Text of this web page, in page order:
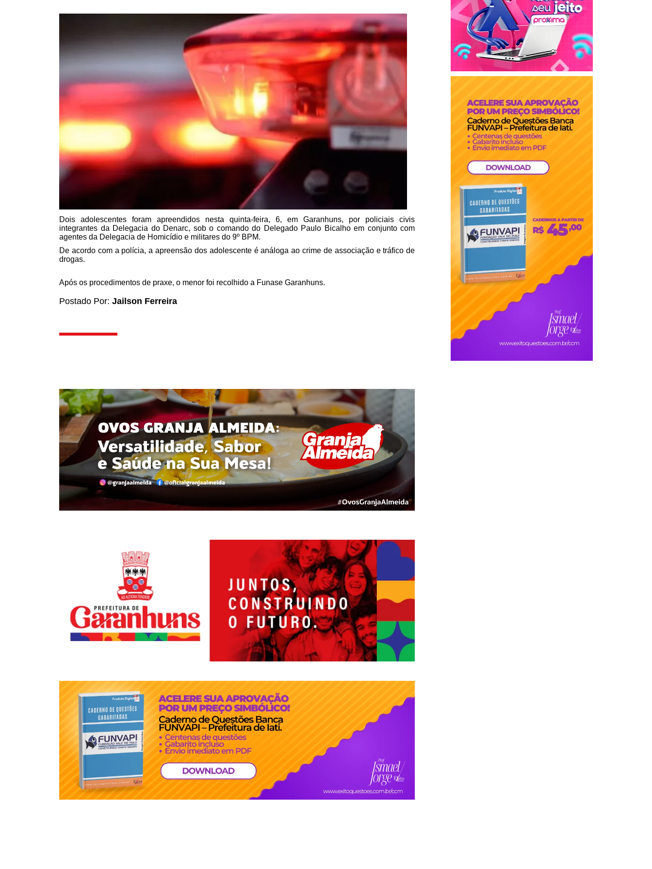
Dois adolescentes foram apreendidos nesta quinta-feira, 6, em Garanhuns, por policiais civis
integrantes da Delegacia do Denarc, sob o comando do Delegado Paulo Bicalho em conjunto com
agentes da Delegacia de Homicídio e militares do 9º BPM.
De acordo com a polícia, a apreensão dos adolescente é análoga ao crime de associação e tráfico de
drogas.
Após os procedimentos de praxe, o menor foi recolhido a Funase Garanhuns.
Postado Por: Jailson Ferreira